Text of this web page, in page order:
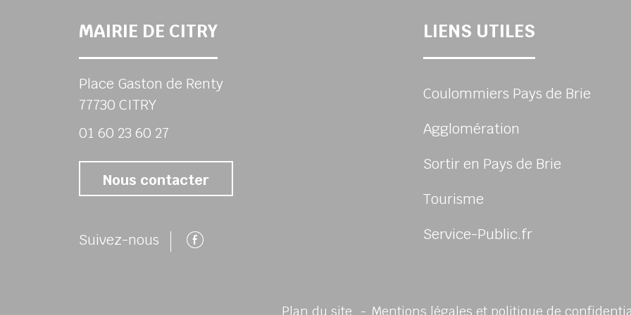
MAIRIE DE CITRY
Place Gaston de Renty
77730 CITRY
01 60 23 60 27
Nous contacter
Suivez-nous
LIENS UTILES
Coulommiers Pays de Brie
Agglomération
Sortir en Pays de Brie
Tourisme
Service-Public.fr
Plan du site Mentions légales et politique de